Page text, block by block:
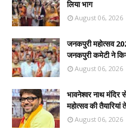
लिया भाग
August 06, 2026
जनकपुरी महोत्सव
जनकपुरी कमेटी ने
August 06, 2026
भावनेश्वर नाथ मंदिर
महोत्सव की तैयारियां
August 06, 2026